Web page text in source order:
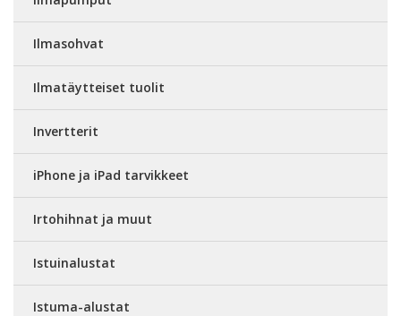
Ilmasohvat
Ilmatäytteiset tuolit
Invertterit
iPhone ja iPad tarvikkeet
Irtohihnat ja muut
Istuinalustat
Istuma-alustat